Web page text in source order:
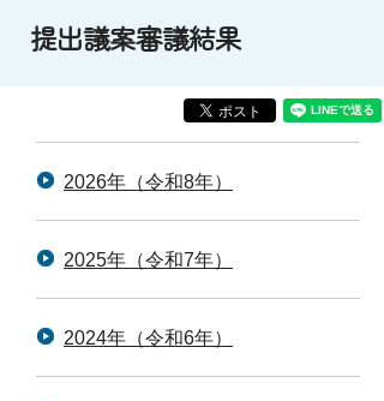
提出議案審議結果
2026年（令和8年）
2025年（令和7年）
2024年（令和6年）